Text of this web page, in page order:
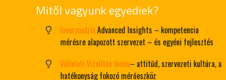
Mitől vagyunk egyediek?
InnermetrixAdvanced Insights – kompetencia
mérésre alapozott szervezet – és egyéni fejlesztés
Vállalati Vitalítás Index– attitűd, szervezeti kultúra, a
hatékonyság fokozó mérőeszköz